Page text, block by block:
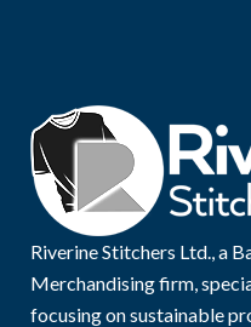
Riverine Stitchers Ltd., a
Merchandising firm,
focusing on sustainable